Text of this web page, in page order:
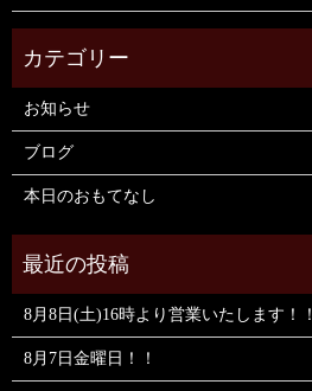
お知らせ
ブログ
本日のおもてなし
8月8日(土)16時より営業いたします！！
8月7日金曜日！！